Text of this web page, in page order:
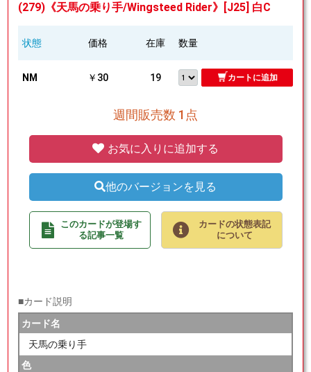
(279)《天馬の乗り手/Wingsteed Rider》[J25] 白C
状態 価格 在庫 数量
NM ￥30 19 カートに追加
週間販売数 1点
お気に入りに追加する
他のバージョンを見る
このカードが登場す
る記事一覧
カードの状態表記
について
■カード説明
カード名
天馬の乗り手
色